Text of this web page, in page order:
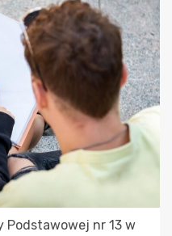
Podstawowej nr 13 w